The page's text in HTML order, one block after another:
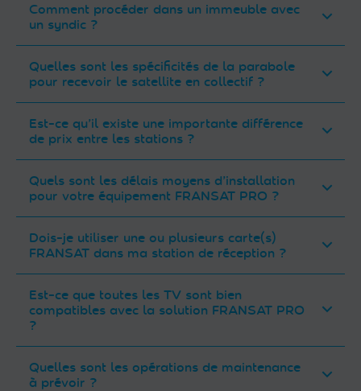
Comment procéder dans un immeuble avec
un syndic ?
Quelles sont les spécificités de la parabole
pour recevoir le satellite en collectif ?
Est-ce qu’il existe une importante différence
de prix entre les stations ?
Quels sont les délais moyens d’installation
pour votre équipement FRANSAT PRO ?
Dois-je utiliser une ou plusieurs carte(s)
FRANSAT dans ma station de réception ?
Est-ce que toutes les TV sont bien
compatibles avec la solution FRANSAT PRO
?
Quelles sont les opérations de maintenance
à prévoir ?